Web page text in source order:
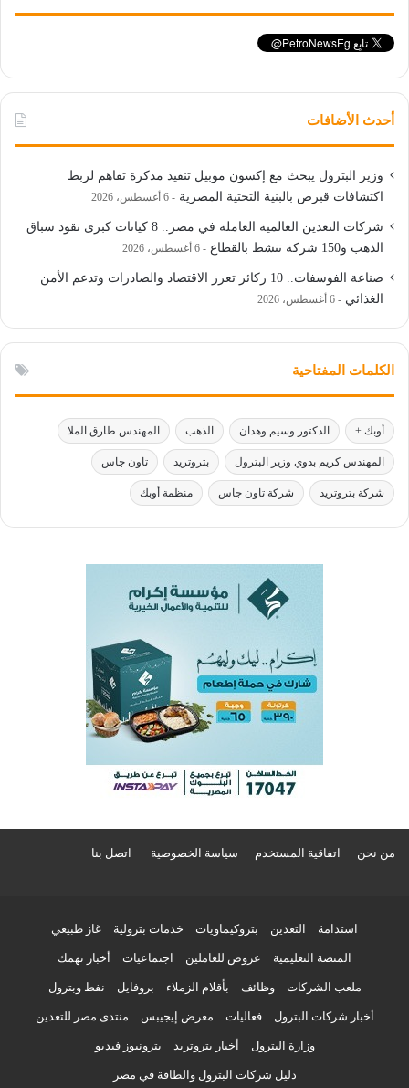
أحدث الأضافات
وزير البترول يبحث مع إكسون موبيل تنفيذ مذكرة تفاهم لربط
اكتشافات قبرص بالبنية التحتية المصرية
6 أغسطس، 2026
شركات التعدين العالمية العاملة في مصر.. 8 كيانات كبرى تقود سباق
الذهب و150 شركة تنشط بالقطاع
6 أغسطس، 2026
صناعة الفوسفات.. 10 ركائز تعزز الاقتصاد والصادرات وتدعم الأمن
الغذائي
6 أغسطس، 2026
الكلمات المفتاحية
أوبك + الدكتور وسيم وهدان الذهب المهندس طارق الملا
المهندس كريم بدوي وزير البترول بتروتريد تاون جاس
شركة بتروتريد شركة تاون جاس منظمة أوبك
من نحن اتفاقية المستخدم سياسة الخصوصية اتصل بنا
استدامة التعدين بتروكيماويات خدمات بترولية غاز طبيعي
المنصة التعليمية عروض للعاملين اجتماعيات أخبار تهمك
ملعب الشركات وظائف بأقلام الزملاء بروفايل نفط وبترول
أخبار شركات البترول فعاليات معرض إيجيبس منتدى مصر للتعدين
وزارة البترول أخبار بتروتريد بترونيوز فيديو
دليل شركات البترول والطاقة في مصر